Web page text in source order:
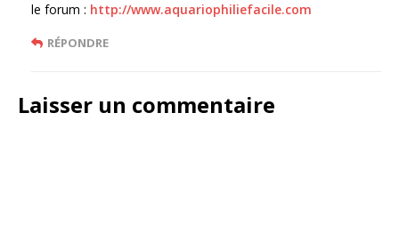
le forum : http://www.aquariophiliefacile.com
RÉPONDRE
Laisser un commentaire